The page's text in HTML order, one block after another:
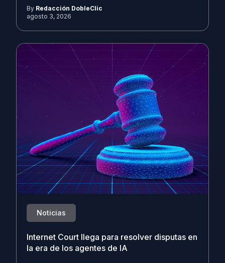
By Redacción DobleClic
agosto 3, 2026
Noticias
Internet Court llega para resolver disputas en
la era de los agentes de IA